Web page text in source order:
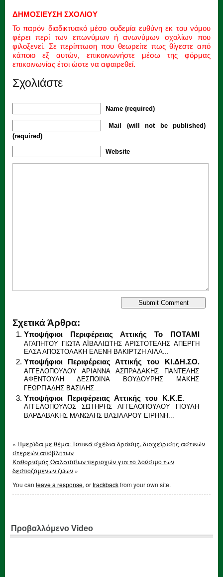
ΔΗΜΟΣΙΕΥΣΗ ΣΧΟΛΙΟΥ
Το παρόν διαδικτυακό μέσο ουδεμία ευθύνη εκ του νόμου
φέρει περί των επωνύμων ή ανωνύμων σχολίων που
φιλοξενεί. Σε περίπτωση που θεωρείτε πως θίγεστε από
κάποιο εξ αυτών, επικοινωνήστε μέσω της φόρμας
επικοινωνίας έτσι ώστε να αφαιρεθεί.
Σχολιάστε
Name (required)
Mail (will not be published)
(required)
Website
Σχετικά Άρθρα:
Υποψήφιοι Περιφέρειας Αττικής Το ΠΟΤΑΜΙ
ΑΓΑΠΗΤΟΥ ΓΙΩΤΑ ΑΪΒΑΛΙΩΤΗΣ ΑΡΙΣΤΟΤΕΛΗΣ ΑΠΕΡΓΗ
ΕΛΣΑ ΑΠΟΣΤΟΛΑΚΗ ΕΛΕΝΗ ΒΑΚΙΡΤΖΗ ΛΙΛΑ...
Υποψήφιοι Περιφέρειας Αττικής του ΚΙ.ΔΗ.ΣΟ.
ΑΓΓΕΛΟΠΟΥΛΟΥ ΑΡΙΑΝΝΑ ΑΣΠΡΑΔΑΚΗΣ ΠΑΝΤΕΛΗΣ
ΑΦΕΝΤΟΥΛΗ ΔΕΣΠΟΙΝΑ ΒΟΥΔΟΥΡΗΣ ΜΑΚΗΣ
ΓΕΩΡΓΙΑΔΗΣ ΒΑΣΙΛΗΣ...
Υποψήφιοι Περιφέρειας Αττικής του Κ.Κ.Ε.
ΑΓΓΕΛΟΠΟΥΛΟΣ ΣΩΤΗΡΗΣ ΑΓΓΕΛΟΠΟΥΛΟΥ ΓΙΟΥΛΗ
ΒΑΡΔΑΒΑΚΗΣ ΜΑΝΩΛΗΣ ΒΑΣΙΛΑΡΟΥ ΕΙΡΗΝΗ...
« Ημερίδα με θέμα: Τοπικά σχέδια δράσης, διαχείρισης αστικών
στερεών απόβλητων
Καθορισμός Θαλασσίων περιοχών για το λούσιμο των
δεσποζόμενων ζώων »
You can leave a response, ortrackbackfrom your own site.
Προβαλλόμενο Video